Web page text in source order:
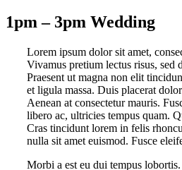
1pm – 3pm Wedding
Lorem ipsum dolor sit amet,
Vivamus pretium lectus risus, sed
Praesent ut magna non elit
et ligula massa. Duis placerat
Aenean at consectetur mauris.
libero ac, ultricies tempus quam.
Cras tincidunt lorem in felis
nulla sit amet euismod. Fusce
Morbi a est eu dui tempus